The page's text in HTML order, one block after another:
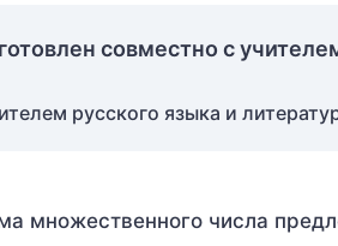
совместно с
русского языка и
множественного числа